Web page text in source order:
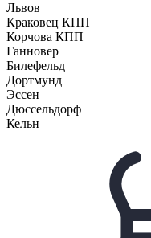
Львов
Краковец КПП
Корчова КПП
Ганновер
Билефельд
Дортмунд
Эссен
Дюссельдорф
Кельн